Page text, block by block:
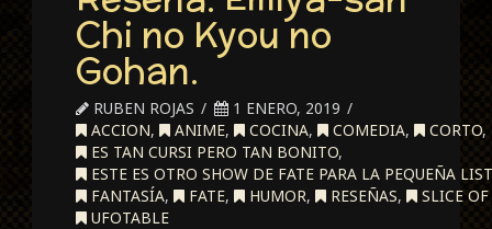
Chi no Kyou no
Gohan.
RUBEN ROJAS
1 ENERO, 2019
ACCION, ANIME, COCINA, COMEDIA, CORTO,
ES TAN CURSI PERO TAN BONITO,
ESTE ES OTRO SHOW DE FATE PARA LA PEQUEÑA
FANTASÍA, FATE, HUMOR, RESEÑAS,
SLICE
UFOTABLE